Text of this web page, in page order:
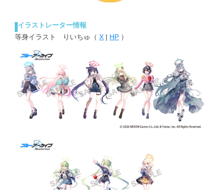
イラストレーター情報
等身イラスト りいちゅ（ X | HP ）